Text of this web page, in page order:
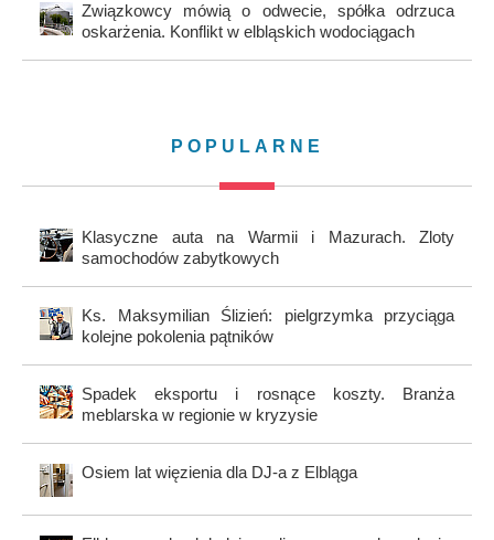
Związkowcy mówią o odwecie, spółka odrzuca
oskarżenia. Konflikt w elbląskich wodociągach
POPULARNE
Klasyczne auta na Warmii i Mazurach. Zloty
samochodów zabytkowych
Ks. Maksymilian Ślizień: pielgrzymka przyciąga
kolejne pokolenia pątników
Spadek eksportu i rosnące koszty. Branża
meblarska w regionie w kryzysie
Osiem lat więzienia dla DJ-a z Elbląga